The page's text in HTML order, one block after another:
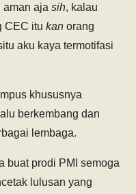
aman aja sih, kalau
CEC itu kan orang
aku kaya termotifasi
khususnya
berkembang dan
lembaga.
buat prodi PMI semoga
lulusan yang